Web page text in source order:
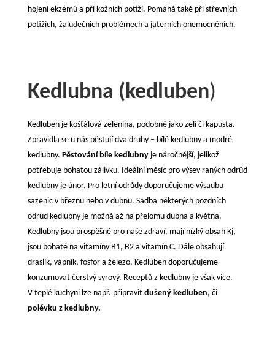
hojení ekzémů a při kožních potíží. Pomáhá také při střevních
potížích, žaludečních problémech a jaterních onemocněních.
Kedlubna (kedluben)
Kedluben je košťálová zelenina, podobně jako zelí či kapusta.
Zpravidla se u nás pěstují dva druhy – bílé kedlubny a modré
kedlubny. Pěstování bíle kedlubnyje náročnější, jelikož
potřebuje bohatou zálivku. Ideální měsíc pro výsev raných odrůd
kedlubny je únor. Pro letní odrůdy doporučujeme výsadbu
sazenic v březnu nebo v dubnu. Sadba některých pozdních
odrůd kedlubny je možná až na přelomu dubna a května.
Kedlubny jsou prospěšné pro naše zdraví, mají nízký obsah Kj,
jsou bohaté na vitamíny B1, B2 a vitamín C. Dále obsahují
draslík, vápník, fosfor a železo. Kedluben doporučujeme
konzumovat čerstvý syrový. Receptů z kedlubny je však více.
V teplé kuchyni lze např. připravitdušený kedluben, či
polévku z kedlubny.